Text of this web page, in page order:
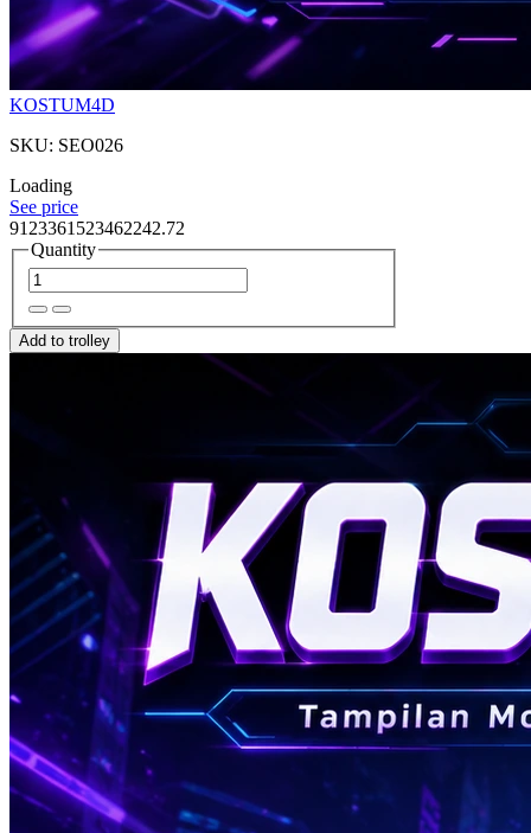
KOSTUM4D
SKU: SEO026
Loading
See price
9123361523462242.72
Quantity
Add to trolley